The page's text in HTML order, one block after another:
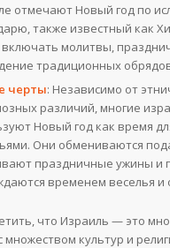
отмечают Новый год по
также известный как
молитвы,
традиционных
черты: Независимо от
различий, многие
Новый год как время
Они обмениваются
праздничные ужины и
временем веселья и
что Израиль — это
множеством культур и